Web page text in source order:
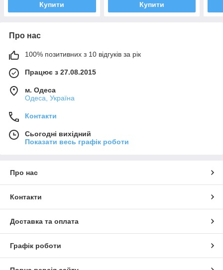
Купити Купити
Про нас
100% позитивних з 10 відгуків за рік
Працює з 27.08.2015
м. Одеса
Одеса, Україна
Контакти
Сьогодні вихідний
Показати весь графік роботи
Про нас
Контакти
Доставка та оплата
Графік роботи